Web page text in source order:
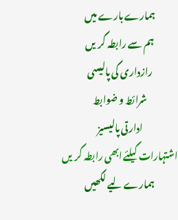
ہمارے بارے میں
ہم سے رابطہ کریں
رازداری کی پالیسی
شرائط و ضوابط
ادارتی پالیسیز
اشتہارات کیلئے ابھی رابطہ کریں
ہمارے لیے لکھیں